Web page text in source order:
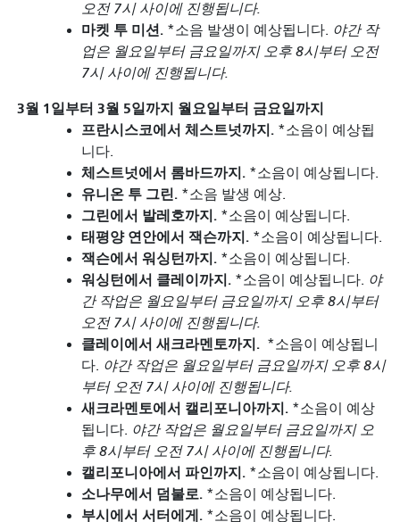
오전 7시 사이에 진행됩니다.
마켓 투 미션. *소음 발생이 예상됩니다. 야간 작
업은 월요일부터 금요일까지 오후 8시부터 오전
7시 사이에 진행됩니다.
3월 1일부터 3월 5일까지 월요일부터 금요일까지
프란시스코에서 체스트넛까지. *소음이 예상됩
니다.
체스트넛에서 롬바드까지. *소음이 예상됩니다.
유니온 투 그린. *소음 발생 예상.
그린에서 발레호까지. *소음이 예상됩니다.
태평양 연안에서 잭슨까지. *소음이 예상됩니다.
잭슨에서 워싱턴까지. *소음이 예상됩니다.
워싱턴에서 클레이까지. *소음이 예상됩니다. 야
간 작업은 월요일부터 금요일까지 오후 8시부터
오전 7시 사이에 진행됩니다.
클레이에서 새크라멘토까지. *소음이 예상됩니
다. 야간 작업은 월요일부터 금요일까지 오후 8시
부터 오전 7시 사이에 진행됩니다.
새크라멘토에서 캘리포니아까지. *소음이 예상
됩니다. 야간 작업은 월요일부터 금요일까지 오
후 8시부터 오전 7시 사이에 진행됩니다.
캘리포니아에서 파인까지. *소음이 예상됩니다.
소나무에서 덤불로. *소음이 예상됩니다.
부시에서 서터에게. *소음이 예상됩니다.